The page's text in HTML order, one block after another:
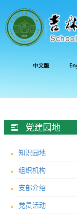
党建园地
知识园地
组织机构
支部介绍
党员活动